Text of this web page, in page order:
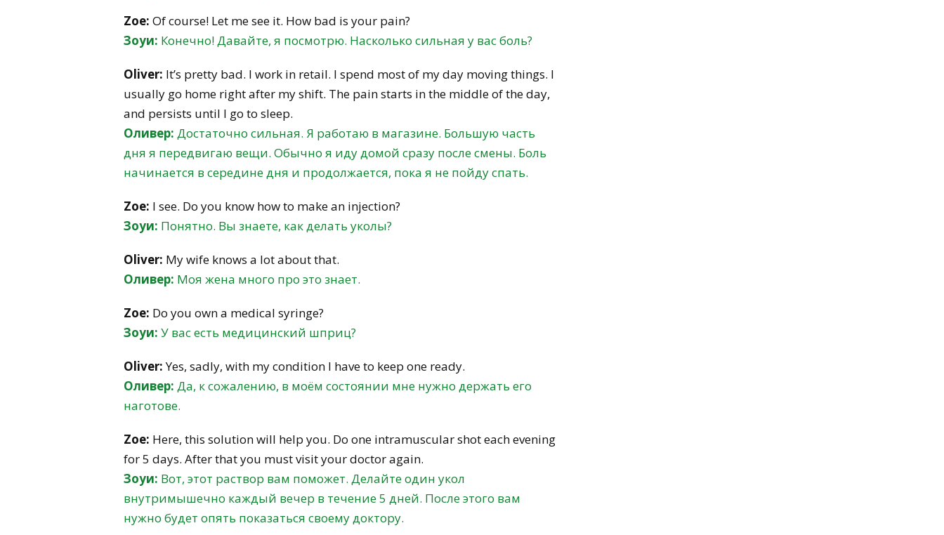
Zoe: Of course! Let me see it. How bad is your pain?
Зоуи: Конечно! Давайте, я посмотрю. Насколько сильная у вас боль?
Oliver: It’s pretty bad. I work in retail. I spend most of my day moving things. I
usually go home right after my shift. The pain starts in the middle of the day,
and persists until I go to sleep.
Оливер: Достаточно сильная. Я работаю в магазине. Большую часть
дня я передвигаю вещи. Обычно я иду домой сразу после смены. Боль
начинается в середине дня и продолжается, пока я не пойду спать.
Zoe: I see. Do you know how to make an injection?
Зоуи: Понятно. Вы знаете, как делать уколы?
Oliver: My wife knows a lot about that.
Оливер: Моя жена много про это знает.
Zoe: Do you own a medical syringe?
Зоуи: У вас есть медицинский шприц?
Oliver:Yes, sadly, with my condition I have to keep one ready.
Оливер: Да, к сожалению, в моём состоянии мне нужно держать его
наготове.
Zoe: Here, this solution will help you. Do one intramuscular shot each evening
for 5 days. After that you must visit your doctor again.
Зоуи: Вот, этот раствор вам поможет. Делайте один укол
внутримышечно каждый вечер в течение 5 дней. После этого вам
нужно будет опять показаться своему доктору.